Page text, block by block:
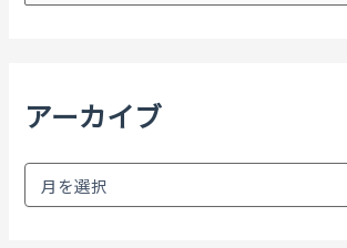
アーカイブ
ア